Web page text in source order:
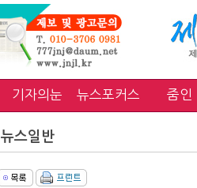
기자의눈 뉴스포커스 줌인
뉴스일반